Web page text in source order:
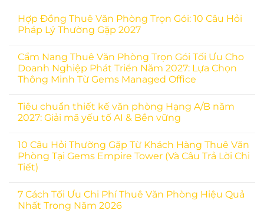
Hợp Đồng Thuê Văn Phòng Trọn Gói: 10 Câu Hỏi
Pháp Lý Thường Gặp 2027
Cẩm Nang Thuê Văn Phòng Trọn Gói Tối Ưu Cho
Doanh Nghiệp Phát Triển Năm 2027: Lựa Chọn
Thông Minh Từ Gems Managed Office
Tiêu chuẩn thiết kế văn phòng Hạng A/B năm
2027: Giải mã yếu tố AI & Bền vững
10 Câu Hỏi Thường Gặp Từ Khách Hàng Thuê Văn
Phòng Tại Gems Empire Tower (Và Câu Trả Lời Chi
Tiết)
7 Cách Tối Ưu Chi Phí Thuê Văn Phòng Hiệu Quả
Nhất Trong Năm 2026